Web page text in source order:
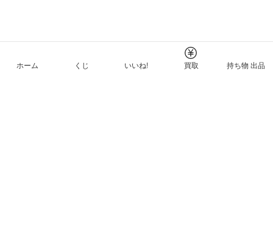
ホーム くじ いいね! 買取 持ち物 出品